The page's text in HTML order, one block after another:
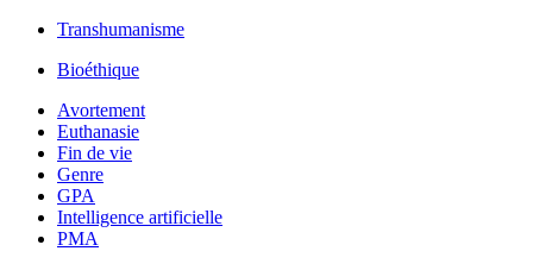
Transhumanisme
Bioéthique
Avortement
Euthanasie
Fin de vie
Genre
GPA
Intelligence artificielle
PMA